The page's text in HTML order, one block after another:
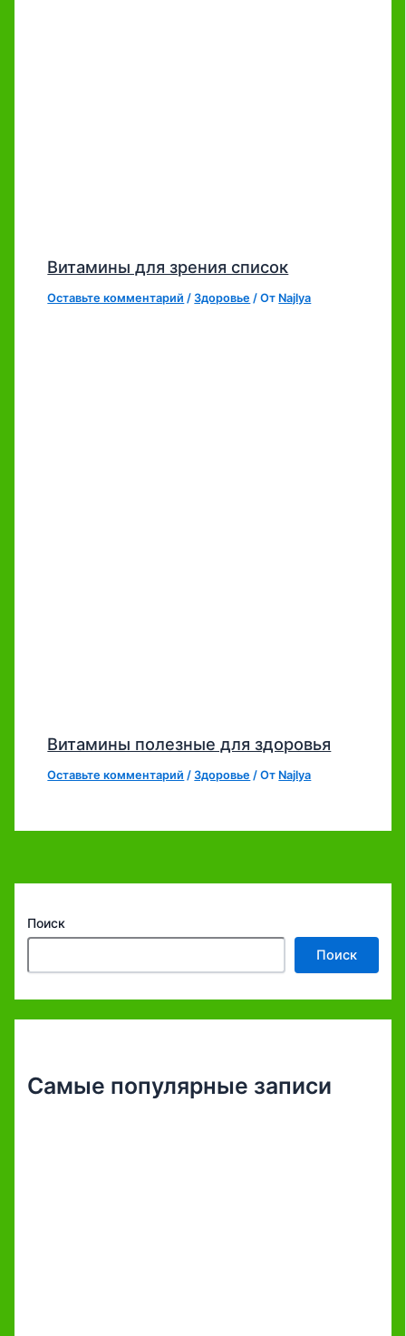
Витамины для зрения список
Оставьте комментарий /Здоровье / От Najlya
Витамины полезные для здоровья
Оставьте комментарий /Здоровье / От Najlya
Поиск
Поиск
Самые популярные записи